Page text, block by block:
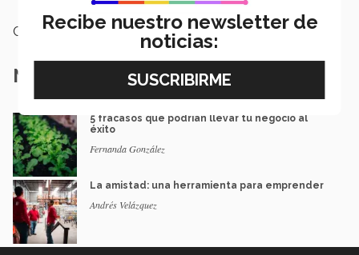
Categoría: Emprendedores
Notas Relacionadas
5 fracasos que podrían llevar tu negocio al
éxito
Fernanda González
La amistad: una herramienta para emprender
Andrés Velázquez
Recibe nuestro newsletter de
noticias: